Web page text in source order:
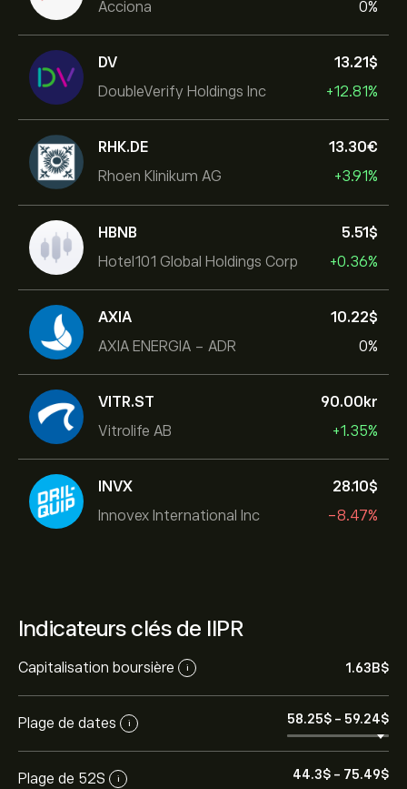
Acciona
0%
DV
DoubleVerify Holdings Inc
13.21‎$‎
+12.81%
RHK.DE
Rhoen Klinikum AG
13.30‎€‎
+3.91%
HBNB
Hotel101 Global Holdings Corp
5.51‎$‎
+0.36%
AXIA
AXIA ENERGIA - ADR
10.22‎$‎
0%
VITR.ST
Vitrolife AB
90.00‎kr‎
+1.35%
INVX
Innovex International Inc
28.10‎$‎
-8.47%
Indicateurs clés de IIPR
Capitalisation boursière i 1.63B‎$‎
Plage de dates i 58.25‎$‎ - 59.24‎$‎
Plage de 52S i 44.3‎$‎ - 75.49‎$‎